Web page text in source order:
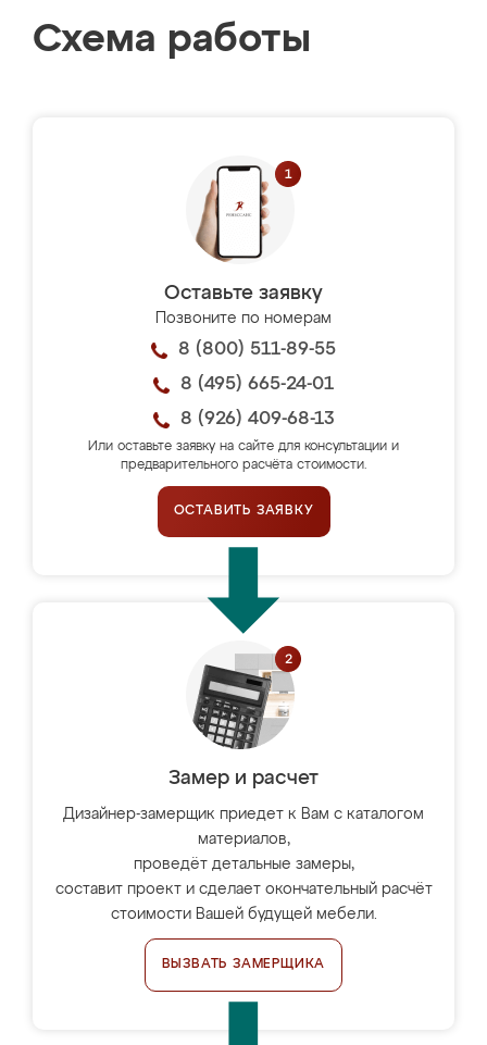
Схема работы
Оставьте заявку
Позвоните по номерам
8 (800) 511-89-55
8 (495) 665-24-01
8 (926) 409-68-13
Или оставьте заявку на сайте для консультации и
предварительного расчёта стоимости.
ОСТАВИТЬ ЗАЯВКУ
Замер и расчет
Дизайнер-замерщик приедет к Вам с каталогом
материалов,
проведёт детальные замеры,
составит проект и сделает окончательный расчёт
стоимости Вашей будущей мебели.
ВЫЗВАТЬ ЗАМЕРЩИКА